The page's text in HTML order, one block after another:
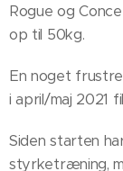
Rogue og
op til 50kg.
En noget
i april/maj 2021
Siden starten
styrketræning,